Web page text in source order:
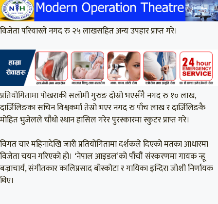
विजेता परियारले नगद रु २५ लाखसहित अन्य उपहार प्राप्त गरे।
प्रतियोगितामा पोखराकी सलोमी गुरुङ दोस्रो भएसँगै नगद रु १० लाख,
दार्जिलिङका सचिन विश्वकर्मा तेस्रो भएर नगद रु पाँच लाख र दार्जिलिङकै
मोहित भुजेलले चौथो स्थान हासिल गरेर पुरस्कारमा स्कुटर प्राप्त गरे।
विगत चार महिनादेखि जारी प्रतियोगितामा दर्शकले दिएको मतका आधारमा
विजेता चयन गरिएको हो। ‘नेपाल आइडल’को पाँचौं संस्करणमा गायक न्हू
बज्राचार्य, संगीतकार कालिप्रसाद बाँस्कोटा र गायिका इन्दिरा जोशी निर्णायक
थिए।